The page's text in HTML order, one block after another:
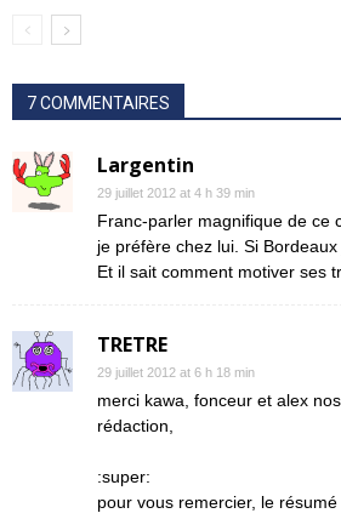
7 COMMENTAIRES
Largentin
29 juillet 2012 at 4 h 39 min
Franc-parler magnifique de ce
je préfère chez lui. Si
Et il sait comment motiver ses
TRETRE
29 juillet 2012 at 6 h 18 min
merci kawa, fonceur et alex
rédaction,
:super:
pour vous remercier, le